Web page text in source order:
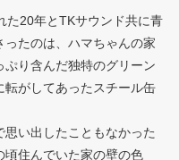
20年とTKサウンド共に青
たのは、ハマちゃんの家
り含んだ独特のグリーン
がしてあったスチール缶
い出したこともなかった
頃住んでいた家の壁の色